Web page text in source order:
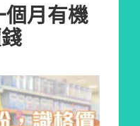
個月有機